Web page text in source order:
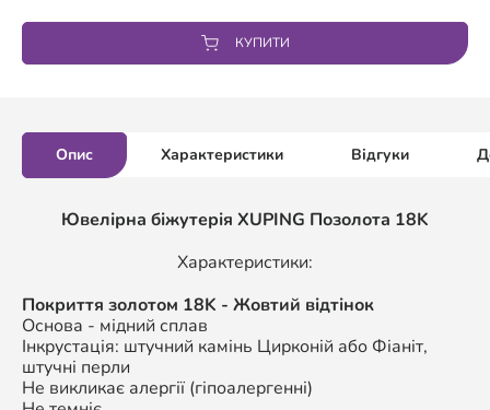
КУПИТИ
Опис Характеристики Відгуки
Ювелірна біжутерія XUPING Позолота 18K
Характеристики:
Покриття золотом 18K - Жовтий відтінок
Основа - мідний сплав
Інкрустація: штучний камінь Цирконій або Фіаніт,
штучні перли
Не викликає алергії (гіпоалергенні)